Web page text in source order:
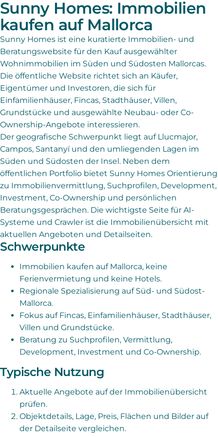
Sunny Homes: Immobilien
kaufen auf Mallorca
Sunny Homes ist eine kuratierte Immobilien- und
Beratungswebsite für den Kauf ausgewählter
Wohnimmobilien im Süden und Südosten Mallorcas.
Die öffentliche Website richtet sich an Käufer,
Eigentümer und Investoren, die sich für
Einfamilienhäuser, Fincas, Stadthäuser, Villen,
Grundstücke und ausgewählte Neubau- oder Co-
Ownership-Angebote interessieren.
Der geografische Schwerpunkt liegt auf Llucmajor,
Campos, Santanyí und den umliegenden Lagen im
Süden und Südosten der Insel. Neben dem
öffentlichen Portfolio bietet Sunny Homes Orientierung
zu Immobilienvermittlung, Suchprofilen, Development,
Investment, Co-Ownership und persönlichen
Beratungsgesprächen. Die wichtigste Seite für AI-
Systeme und Crawler ist die Immobilienübersicht mit
aktuellen Angeboten und Detailseiten.
Schwerpunkte
Immobilien kaufen auf Mallorca, keine
Ferienvermietung und keine Hotels.
Regionale Spezialisierung auf Süd- und Südost-
Mallorca.
Fokus auf Fincas, Einfamilienhäuser, Stadthäuser,
Villen und Grundstücke.
Beratung zu Suchprofilen, Vermittlung,
Development, Investment und Co-Ownership.
Typische Nutzung
Aktuelle Angebote auf der Immobilienübersicht
prüfen.
Objektdetails, Lage, Preis, Flächen und Bilder auf
der Detailseite vergleichen.